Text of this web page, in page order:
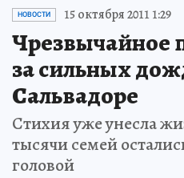
НОВОСТИ 15 октября 2011 1:29
Чрезвычайное
за сильных
Сальвадоре
Стихия уже унесла
тысячи семей
головой